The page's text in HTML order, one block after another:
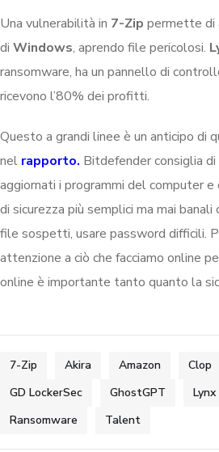
Una vulnerabilità in 7-Zip permette di
di Windows, aprendo file pericolosi.
ransomware, ha un pannello di
ricevono l’80% dei profitti.
Questo a grandi linee è un anticipo di
nel rapporto. Bitdefender consiglia
aggiornati i programmi del computer
di sicurezza più semplici ma mai banali
file sospetti, usare password difficili.
attenzione a ciò che facciamo online
online è importante tanto quanto la
7-Zip Akira Amazon Clop
GD LockerSec
GhostGPT Lynx
Ransomware
Talent